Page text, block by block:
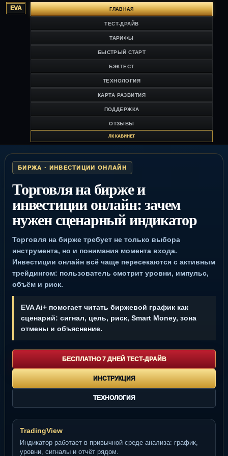
EVA ГЛАВНАЯ
ТЕСТ-ДРАЙВ
ТАРИФЫ
БЫСТРЫЙ СТАРТ
БЭКТЕСТ
ТЕХНОЛОГИЯ
КАРТА РАЗВИТИЯ
ПОДДЕРЖКА
ОТЗЫВЫ
ЛК КАБИНЕТ
БИРЖА · ИНВЕСТИЦИИ ОНЛАЙН
Торговля на бирже и
инвестиции онлайн: зачем
нужен сценарный индикатор
Торговля на бирже требует не только выбора
инструмента, но и понимания момента входа.
Инвестиции онлайн всё чаще пересекаются с активным
трейдингом: пользователь смотрит уровни, импульс,
объём и риск.
EVA Ai+ помогает читать биржевой график как
сценарий: сигнал, цель, риск, Smart Money, зона
отмены и объяснение.
БЕСПЛАТНО 7 ДНЕЙ ТЕСТ-ДРАЙВ
ИНСТРУКЦИЯ
ТЕХНОЛОГИЯ
TradingView
Индикатор работает в привычной среде анализа: график,
уровни, сигналы и отчёт рядом.